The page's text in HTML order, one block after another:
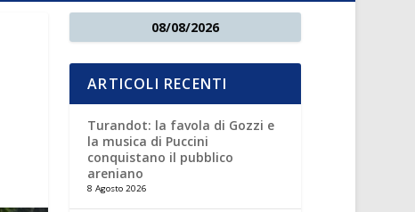
08/08/2026
ARTICOLI RECENTI
Turandot: la favola di Gozzi e
la musica di Puccini
conquistano il pubblico
areniano
8 Agosto 2026